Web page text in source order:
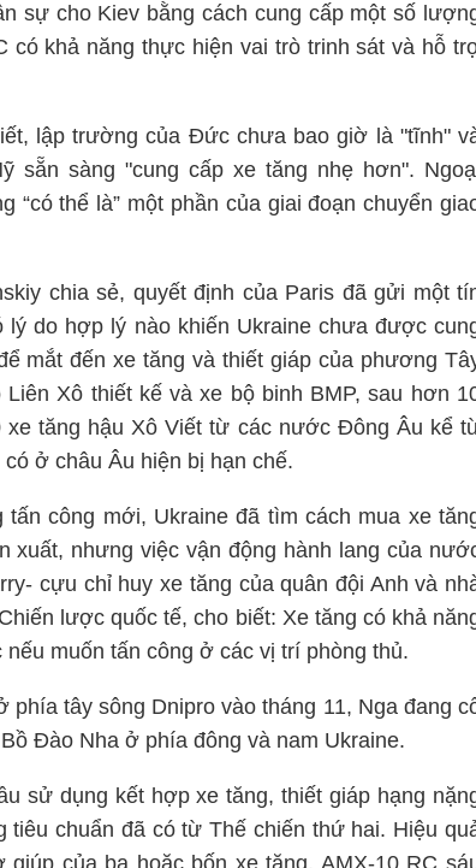
sự cho Kiev bằng cách cung cấp một số
có khả năng thực hiện vai trò trinh sát và hỗ
lập trường của Đức chưa bao giờ là "tĩnh"
sàng "cung cấp xe tăng nhẹ hơn".
“có thể là” một phần của giai đoạn chuyển
chia sẻ, quyết định của Paris đã gửi một
do hợp lý nào khiến Ukraine chưa được
mắt đến xe tăng và thiết giáp của phương
Xô thiết kế và xe bộ binh BMP, sau hơn
tăng hậu Xô Viết từ các nước Đông Âu kể
ở châu Âu hiện bị hạn chế.
công mới, Ukraine đã tìm cách mua xe
xuất, nhưng việc vận động hành lang của
cựu chỉ huy xe tăng của quân đội Anh và
lược quốc tế, cho biết: Xe tăng có khả
muốn tấn công ở các vị trí phòng thủ.
tây sông Dnipro vào tháng 11, Nga đang
Đào Nha ở phía đông và nam Ukraine.
sử dụng kết hợp xe tăng, thiết giáp hạng
tiêu chuẩn đã có từ Thế chiến thứ hai. Hiệu
của ba hoặc bốn xe tăng. AMX-10 RC